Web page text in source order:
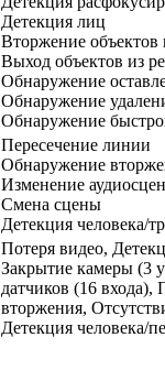
Детекция лиц
Вторжение объектов
Выход объектов из
Обнаружение
Обнаружение
Обнаружение
Пересечение линии
Обнаружение
Изменение
Смена сцены
Детекция человека/
Потеря видео,
Закрытие камеры (3
датчиков (16
вторжения,
Детекция человека/